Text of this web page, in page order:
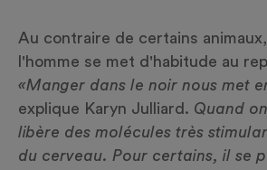
Au contraire de certains
l'homme se met d'habitude au
«Manger dans le noir nous met
explique Karyn Julliard. Quand
libère des molécules très
du cerveau. Pour certains, il se